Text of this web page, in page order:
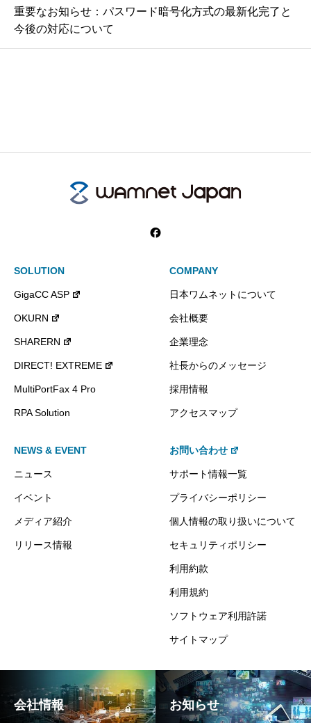
重要なお知らせ：パスワード暗号化方式の最新化完了と
今後の対応について
SOLUTION
GigaCC ASP
OKURN
SHARERN
DIRECT! EXTREME
MultiPortFax 4 Pro
RPA Solution
COMPANY
日本ワムネットについて
会社概要
企業理念
社長からのメッセージ
採用情報
アクセスマップ
NEWS & EVENT
ニュース
イベント
メディア紹介
リリース情報
お問い合わせ
サポート情報一覧
プライバシーポリシー
個人情報の取り扱いについて
セキュリティポリシー
利用約款
利用規約
ソフトウェア利用許諾
サイトマップ
会社情報 お知らせ